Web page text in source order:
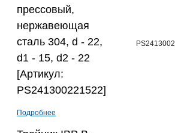
прессовый,
нержавеющая
сталь 304, d - 22,
d1 - 15, d2 - 22
[Артикул:
PS241300221522]
Подробнее